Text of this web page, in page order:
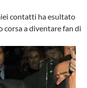
contatti ha esultato
corsa a diventare fan di